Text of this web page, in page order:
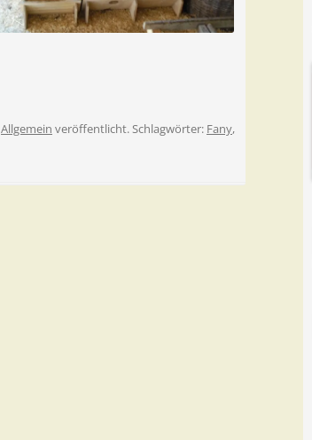
Allgemein veröffentlicht. Schlagwörter: Fany,